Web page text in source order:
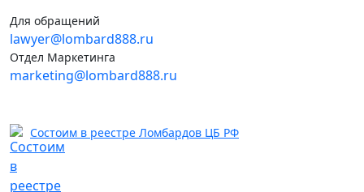
Для обращений
lawyer@lombard888.ru
Отдел Маркетинга
marketing@lombard888.ru
Состоим в реестре Ломбардов ЦБ РФ